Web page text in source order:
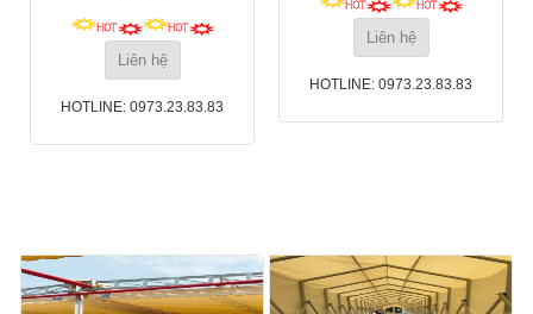
Liên hệ
HOTLINE: 0973.23.83.83
Liên hệ
HOTLINE: 0973.23.83.83